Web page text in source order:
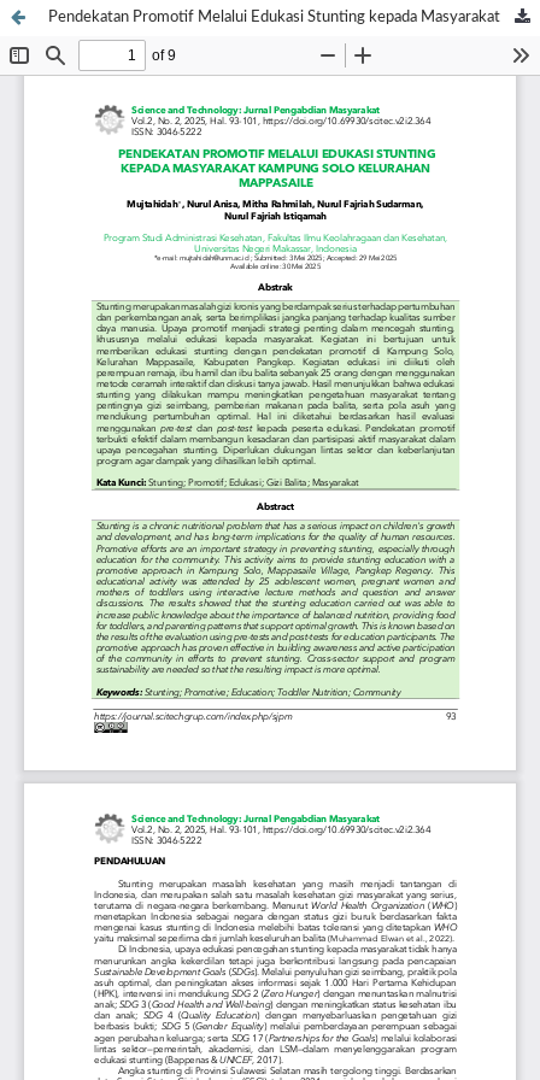
Pendekatan Promotif Melalui Edukasi Stunting kepada Masyarakat Kampung Solo Kelurahan Mappasaile